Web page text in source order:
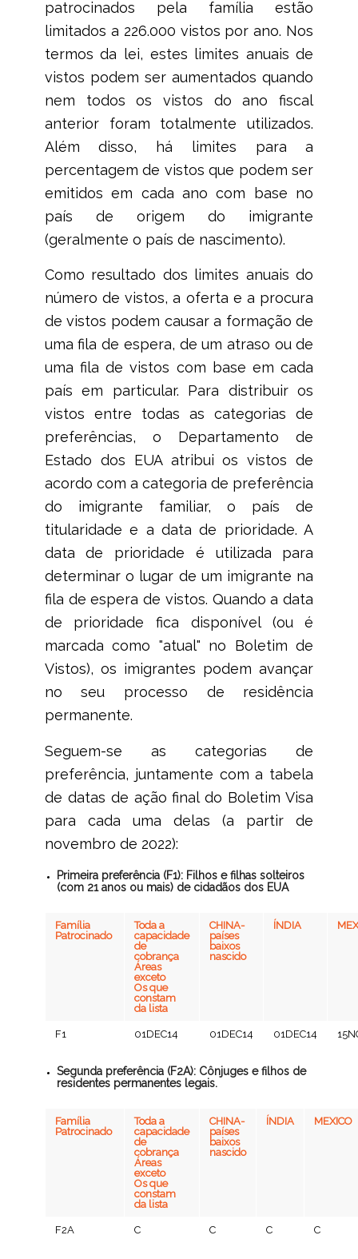
patrocinados pela família estão
limitados a 226.000 vistos por ano. Nos
termos da lei, estes limites anuais de
vistos podem ser aumentados quando
nem todos os vistos do ano fiscal
anterior foram totalmente utilizados.
Além disso, há limites para a
percentagem de vistos que podem ser
emitidos em cada ano com base no
país de origem do imigrante
(geralmente o país de nascimento).
Como resultado dos limites anuais do
número de vistos, a oferta e a procura
de vistos podem causar a formação de
uma fila de espera, de um atraso ou de
uma fila de vistos com base em cada
país em particular. Para distribuir os
vistos entre todas as categorias de
preferências, o Departamento de
Estado dos EUA atribui os vistos de
acordo com a categoria de preferência
do imigrante familiar, o país de
titularidade e a data de prioridade. A
data de prioridade é utilizada para
determinar o lugar de um imigrante na
fila de espera de vistos. Quando a data
de prioridade fica disponível (ou é
marcada como "atual" no Boletim de
Vistos), os imigrantes podem avançar
no seu processo de residência
permanente.
Seguem-se as categorias de
preferência, juntamente com a tabela
de datas de ação final do Boletim Visa
para cada uma delas (a partir de
novembro de 2022):
Primeira preferência (F1): Filhos e filhas solteiros
(com 21 anos ou mais) de cidadãos dos EUA
Família
Patrocinado
Toda a
capacidade
de
cobrança
Áreas
exceto
Os que
constam
da lista
CHINA-
países
baixos
nascido
ÍNDIA
F1 01DEC14 01DEC14 01DEC14
Segunda preferência (F2A): Cônjuges e filhos de
residentes permanentes legais.
Família
Patrocinado
Toda a
capacidade
de
cobrança
Áreas
exceto
Os que
constam
da lista
CHINA-
países
baixos
nascido
ÍNDIA MEXICO
F2A C C C C